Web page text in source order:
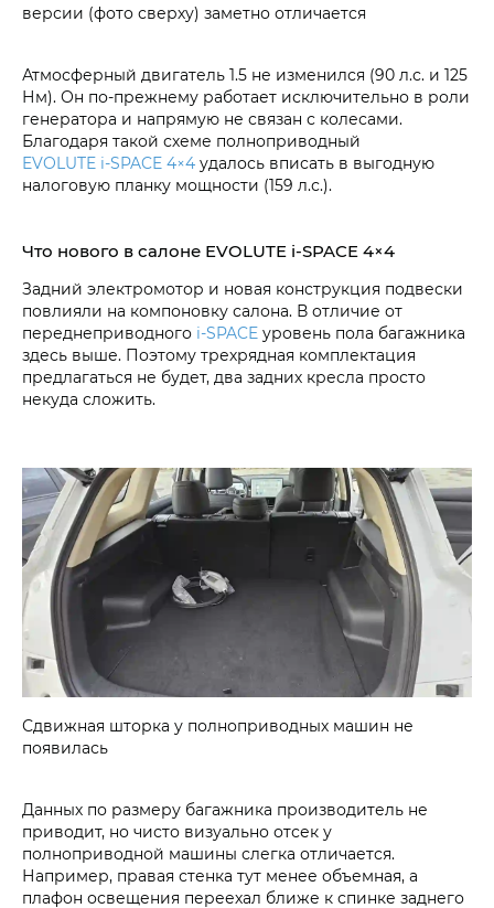
версии (фото сверху) заметно отличается
Атмосферный двигатель 1.5 не изменился (90 л.с. и 125
Нм). Он по-прежнему работает исключительно в роли
генератора и напрямую не связан с колесами.
Благодаря такой схеме полноприводный
EVOLUTE i‑SPACE 4×4 удалось вписать в выгодную
налоговую планку мощности (159 л.с.).
Что нового в салоне EVOLUTE i‑SPACE 4×4
Задний электромотор и новая конструкция подвески
повлияли на компоновку салона. В отличие от
переднеприводного i‑SPACE уровень пола багажника
здесь выше. Поэтому трехрядная комплектация
предлагаться не будет, два задних кресла просто
некуда сложить.
Сдвижная шторка у полноприводных машин не
появилась
Данных по размеру багажника производитель не
приводит, но чисто визуально отсек у
полноприводной машины слегка отличается.
Например, правая стенка тут менее объемная, а
плафон освещения переехал ближе к спинке заднего